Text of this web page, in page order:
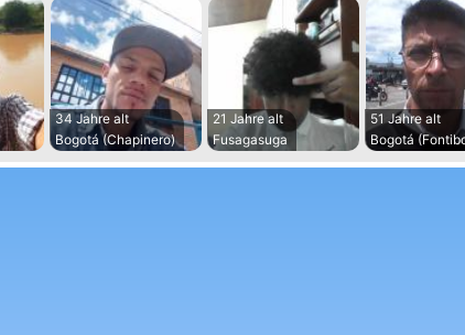
34 Jahre alt
Bogotá (Chapinero)
21 Jahre alt
Fusagasuga
51 Jahre alt
Bogotá